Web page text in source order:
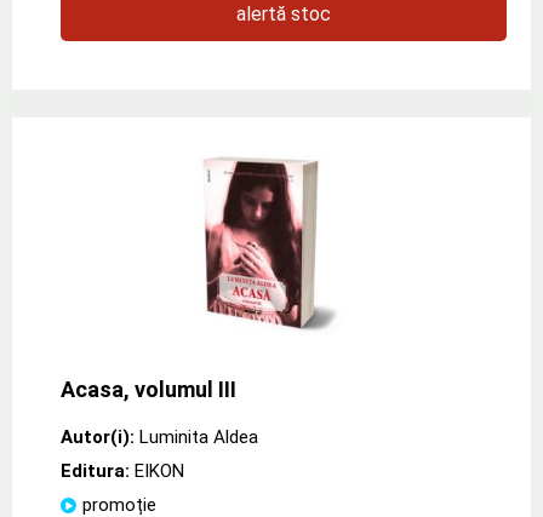
alertă stoc
Acasa, volumul III
Autor(i): Luminita Aldea
Editura: EIKON
promoție